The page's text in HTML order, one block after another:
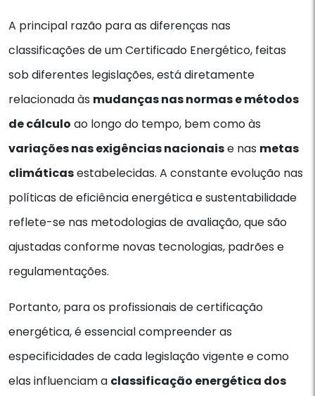
A principal razão para as diferenças nas
classificações de um Certificado Energético, feitas
sob diferentes legislações, está diretamente
relacionada às mudanças nas normas e métodos
de cálculo ao longo do tempo, bem como às
variações nas exigências nacionaise nas metas
climáticasestabelecidas. A constante evolução nas
políticas de eficiência energética e sustentabilidade
reflete-se nas metodologias de avaliação, que são
ajustadas conforme novas tecnologias, padrões e
regulamentações.
Portanto, para os profissionais de certificação
energética, é essencial compreender as
especificidades de cada legislação vigente e como
elas influenciam a classificação energética dos